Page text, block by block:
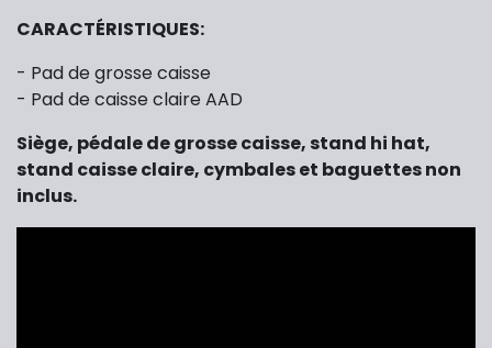
CARACTÉRISTIQUES:
- Pad de grosse caisse
- Pad de caisse claire AAD
Siège, pédale de grosse caisse, stand hi hat,
stand caisse claire, cymbales et baguettes non
inclus.